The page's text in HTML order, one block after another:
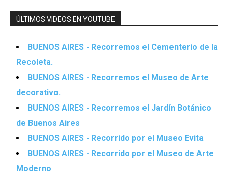
ÚLTIMOS VIDEOS EN YOUTUBE
BUENOS AIRES - Recorremos el Cementerio de la
Recoleta.
BUENOS AIRES - Recorremos el Museo de Arte
decorativo.
BUENOS AIRES - Recorremos el Jardín Botánico
de Buenos Aires
BUENOS AIRES - Recorrido por el Museo Evita
BUENOS AIRES - Recorrido por el Museo de Arte
Moderno